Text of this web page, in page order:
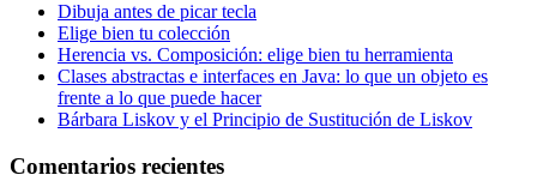
Dibuja antes de picar tecla
Elige bien tu colección
Herencia vs. Composición: elige bien tu herramienta
Clases abstractas e interfaces en Java: lo que un objeto es
frente a lo que puede hacer
Bárbara Liskov y el Principio de Sustitución de Liskov
Comentarios recientes